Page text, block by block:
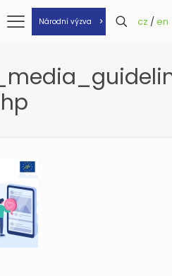
Národní výzva cz / en
hp